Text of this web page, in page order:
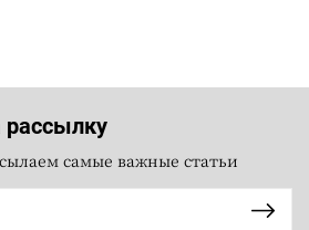
рассылку
самые важные статьи